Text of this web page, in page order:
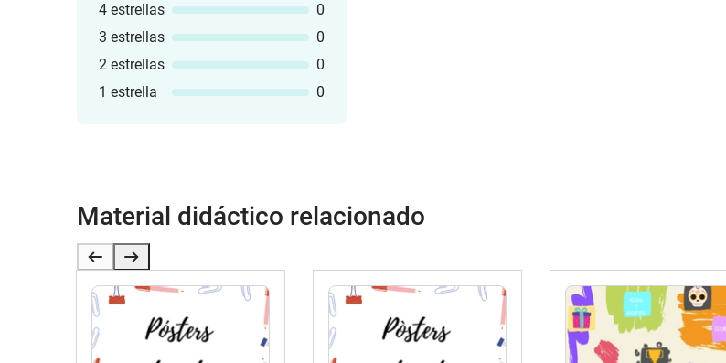
4 estrellas
0
3 estrellas
0
2 estrellas
0
1 estrella
0
Material didáctico relacionado